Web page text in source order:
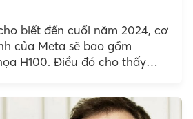
biết đến cuối năm 2024, cơ
của Meta sẽ bao gồm
H100. Điều đó cho thấy